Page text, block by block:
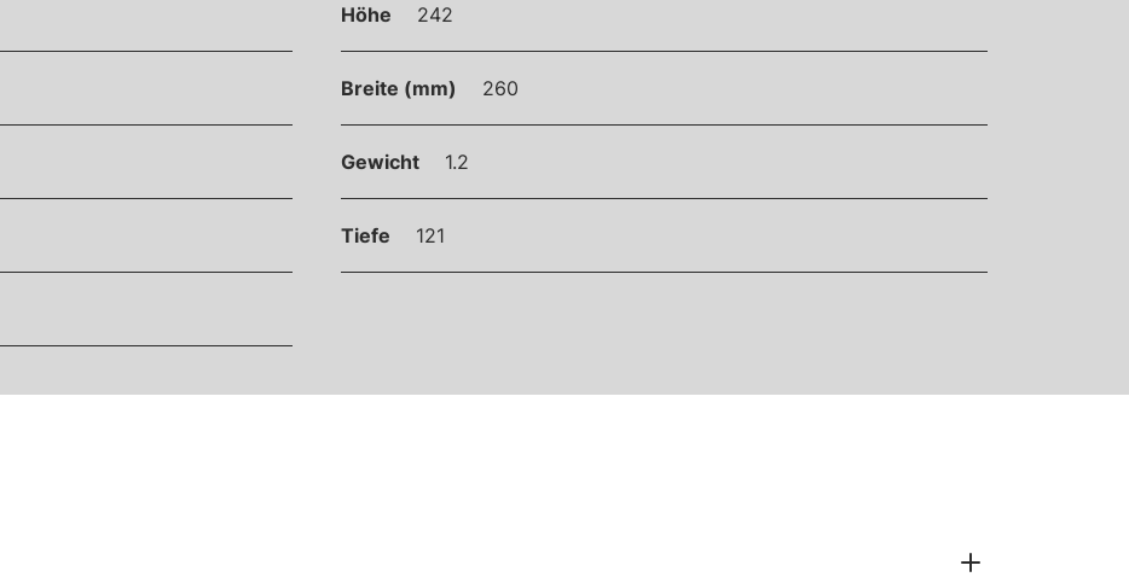
Höhe 242
Breite (mm) 260
Gewicht 1.2
Tiefe 121